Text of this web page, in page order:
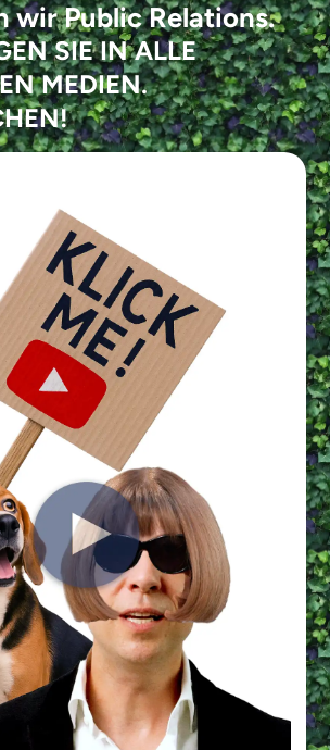
wir Public Relations.
SIE IN ALLE
MEDIEN.